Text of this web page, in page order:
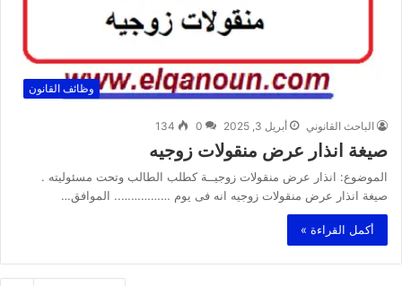
وظائف القانون
الباحث القانوني أبريل 3, 2025 0
134
صيغة انذار عرض منقولات زوجيه
الموضوع: انذار عرض منقولات زوجيــة كطلب الطالب وتحت مسئوليته .
صيغة انذار عرض منقولات زوجيه انه فى يوم …………….. الموافق…
أكمل القراءة »